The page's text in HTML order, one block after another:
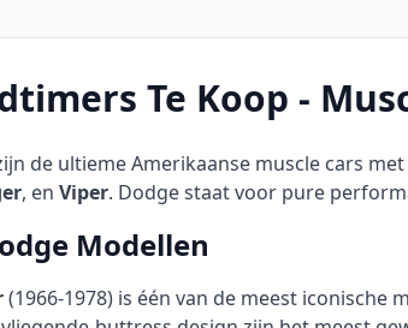
Te Koop -
de ultieme Amerikaanse muscle cars
, en Viper. Dodge staat voor pure
Modellen
(1966-1978) is één van de meest iconische